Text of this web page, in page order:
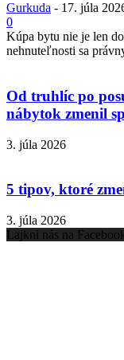
Gurkuda - 17. júla
0
Kúpa bytu nie je len
nehnuteľnosti sa
Od truhlíc po
nábytok zmenil
3. júla 2026
5 tipov, ktoré
3. júla 2026
Lajkni nás na